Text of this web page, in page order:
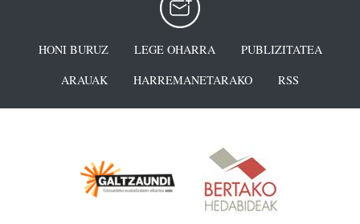
HONI BURUZ LEGE OHARRA
PUBLIZITATEA
ARAUAK
HARREMANETARAKO RSS